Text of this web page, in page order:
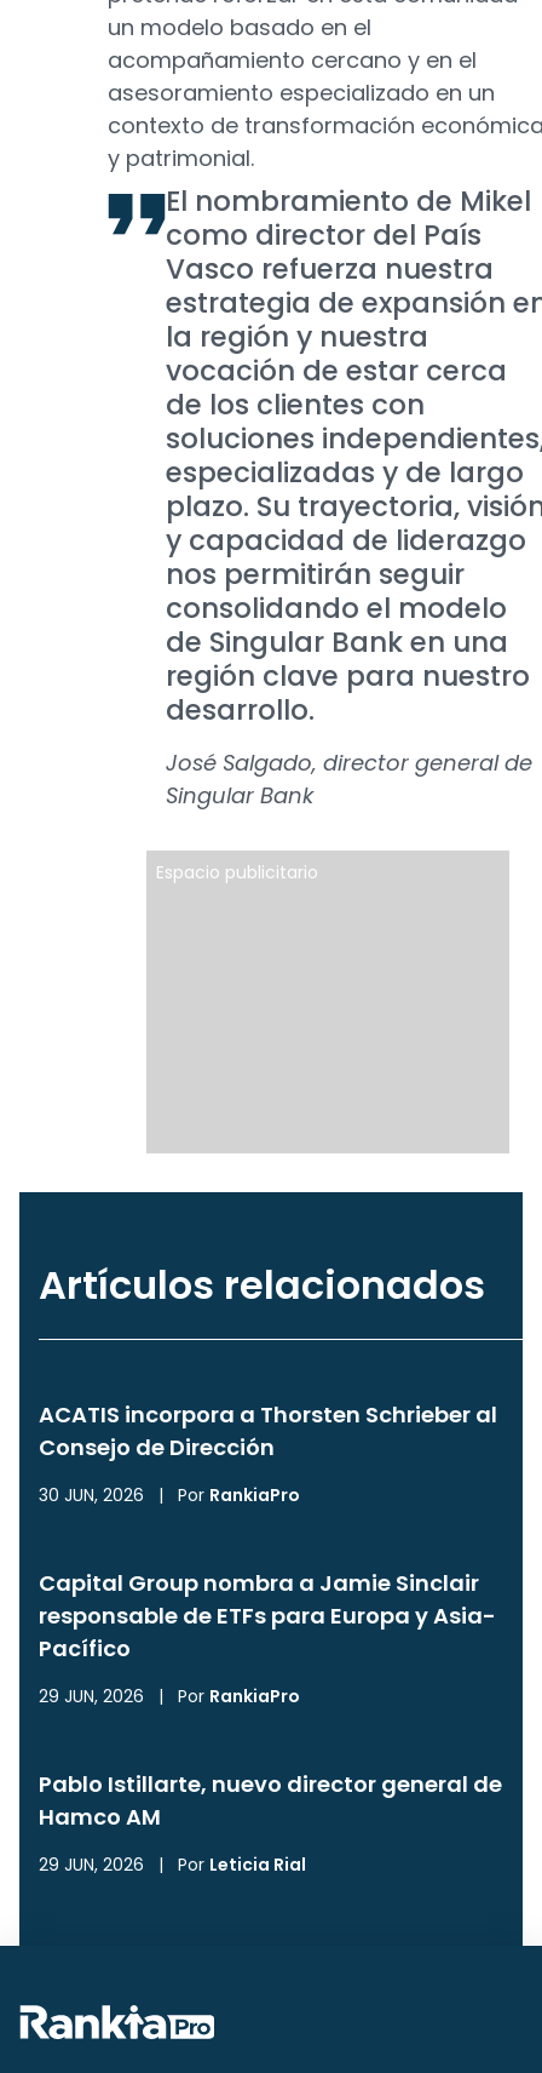
un modelo basado en el
acompañamiento cercano y en el
asesoramiento especializado en un
contexto de transformación
y patrimonial.
El nombramiento de Mikel
como director del País
Vasco refuerza nuestra
estrategia de expansión
la región y nuestra
vocación de estar cerca
de los clientes con
soluciones
especializadas y de largo
plazo. Su trayectoria,
y capacidad de liderazgo
nos permitirán seguir
consolidando el modelo
de Singular Bank en una
región clave para nuestro
desarrollo.
José Salgado, director general de
Singular Bank
Espacio publicitario
Artículos relacionados
ACATIS incorpora a Thorsten Schrieber al
Consejo de Dirección
30 JUN, 2026 | Por RankiaPro
Capital Group nombra a Jamie Sinclair
responsable de ETFs para Europa y Asia-
Pacífico
29 JUN, 2026 | Por RankiaPro
Pablo Istillarte, nuevo director general de
Hamco AM
29 JUN, 2026 | Por Leticia Rial